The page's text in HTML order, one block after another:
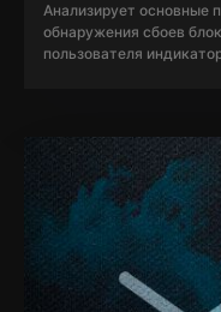
Анализирует основные
обнаружения сбоев
пользователя